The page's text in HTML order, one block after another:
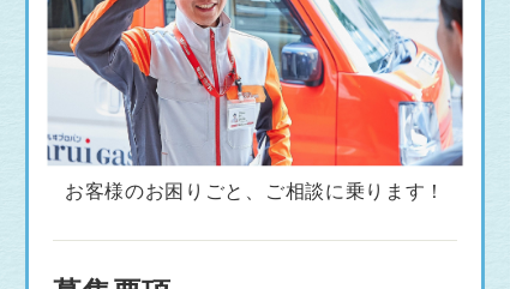
お客様のお困りごと、ご相談に乗ります！